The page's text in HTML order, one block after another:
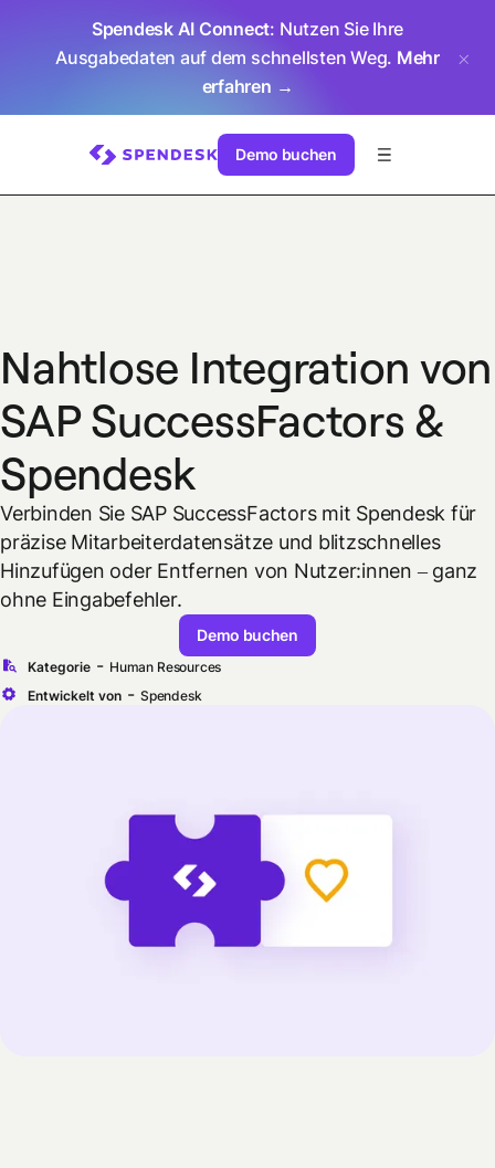
Spendesk AI Connect: Nutzen Sie Ihre
Ausgabedaten auf dem schnellsten Weg. Mehr
erfahren →
Demo buchen
Nahtlose Integration von
SAP SuccessFactors &
Spendesk
Verbinden Sie SAP SuccessFactors mit Spendesk für
präzise Mitarbeiterdatensätze und blitzschnelles
Hinzufügen oder Entfernen von Nutzer:innen – ganz
ohne Eingabefehler.
Demo buchen
Kategorie - Human Resources
Entwickelt von - Spendesk